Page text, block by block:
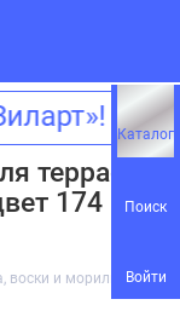
Каталог
Поиск
Войти
террас
174
воски и морилки